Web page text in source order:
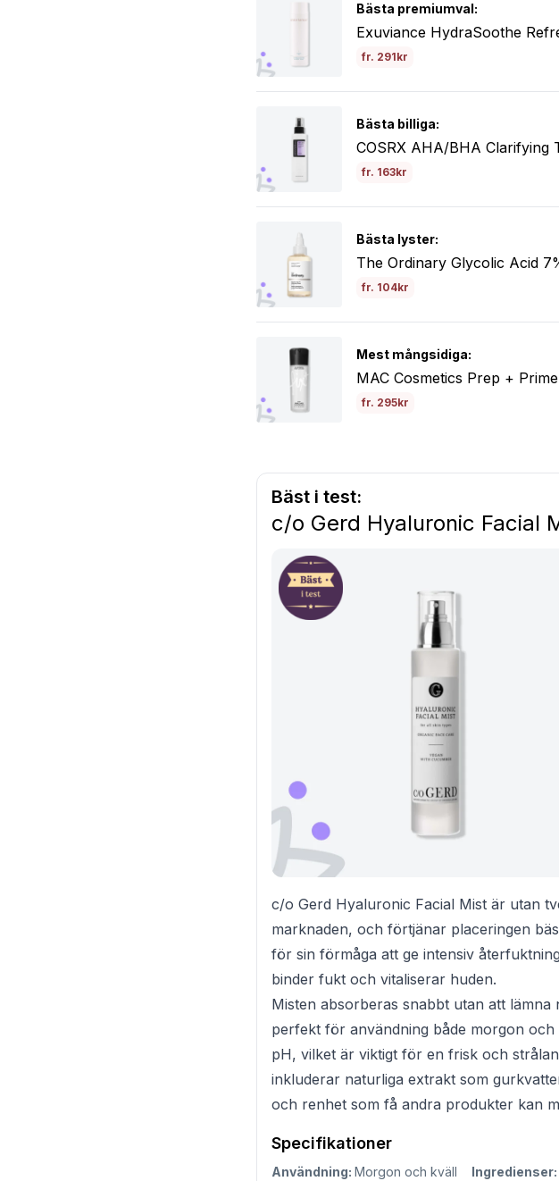
Bästa premiumval:
Exuviance HydraSoothe
fr. 291kr
Bästa billiga:
COSRX AHA/BHA Clarifying
fr. 163kr
Bästa lyster:
The Ordinary Glycolic Acid
fr. 104kr
Mest mångsidiga:
MAC Cosmetics Prep +
fr. 295kr
Bäst i test:
c/o Gerd Hyaluronic Facial
c/o Gerd Hyaluronic Facial Mist är utan
marknaden, och förtjänar placeringen
för sin förmåga att ge intensiv
binder fukt och vitaliserar huden.
Misten absorberas snabbt utan att
perfekt för användning både morgon
pH, vilket är viktigt för en frisk och
inkluderar naturliga extrakt som
och renhet som få andra produkter kan
Specifikationer
Användning: Morgon och kväll Ingredienser: